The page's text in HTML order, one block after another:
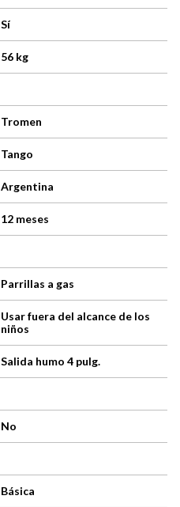
Sí
56 kg
Tromen
Tango
Argentina
12 meses
Parrillas a gas
Usar fuera del alcance de los
niños
Salida humo 4 pulg.
No
Básica